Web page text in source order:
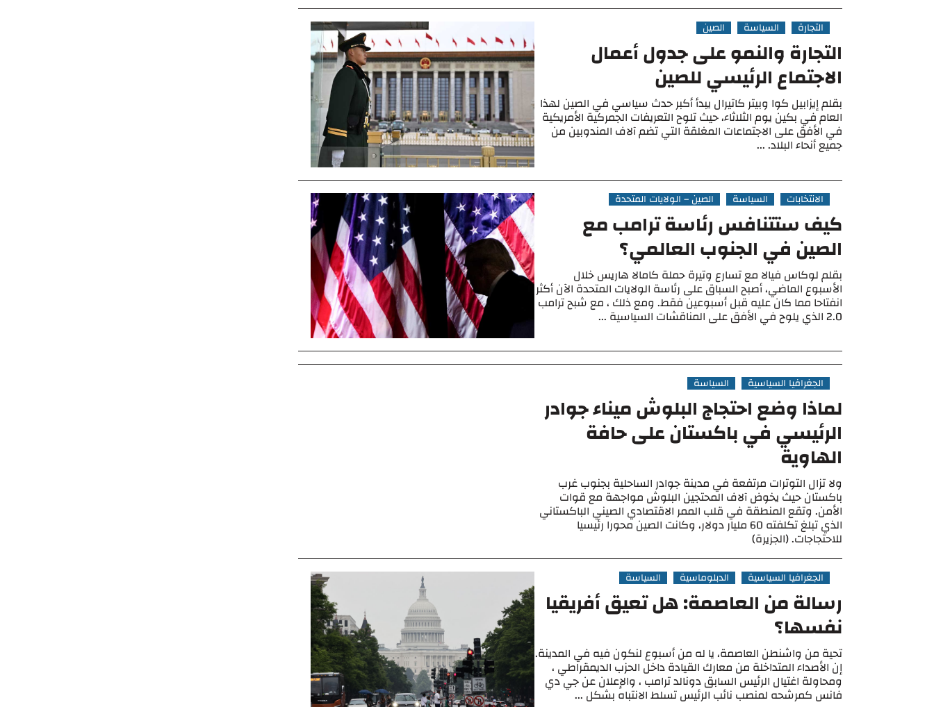
التجارة السياسة الصين
التجارة والنمو على جدول أعمال
الاجتماع الرئيسي للصين
بقلم إيزابيل كوا وبيتر كاتيرال يبدأ أكبر حدث سياسي في الصين لهذا
العام في بكين يوم الثلاثاء، حيث تلوح التعريفات الجمركية الأمريكية
في الأفق على الاجتماعات المغلقة التي تضم آلاف المندوبين من
جميع أنحاء البلاد. ...
الانتخابات السياسة الصين – الولايات المتحدة
كيف ستتنافس رئاسة ترامب مع
الصين في الجنوب العالمي؟
بقلم لوكاس فيالا مع تسارع وتيرة حملة كامالا هاريس خلال
الأسبوع الماضي، أصبح السباق على رئاسة الولايات المتحدة الآن أكثر
انفتاحا مما كان عليه قبل أسبوعين فقط. ومع ذلك ، مع شبح ترامب
2.0 الذي يلوح في الأفق على المناقشات السياسية ...
الجغرافيا السياسية السياسة
لماذا وضع احتجاج البلوش ميناء جوادر
الرئيسي في باكستان على حافة
الهاوية
ولا تزال التوترات مرتفعة في مدينة جوادر الساحلية بجنوب غرب
باكستان حيث يخوض آلاف المحتجين البلوش مواجهة مع قوات
الأمن. وتقع المنطقة في قلب الممر الاقتصادي الصيني الباكستاني
الذي تبلغ تكلفته 60 مليار دولار، وكانت الصين محورا رئيسيا
للاحتجاجات. (الجزيرة)
الجغرافيا السياسية الدبلوماسية السياسة
رسالة من العاصمة: هل تعيق أفريقيا
نفسها؟
تحية من واشنطن العاصمة، يا له من أسبوع لنكون فيه في المدينة.
إن الأصداء المتداخلة من معارك القيادة داخل الحزب الديمقراطي ،
ومحاولة اغتيال الرئيس السابق دونالد ترامب ، والإعلان عن جي دي
فانس كمرشحه لمنصب نائب الرئيس تسلط الانتباه بشكل ...